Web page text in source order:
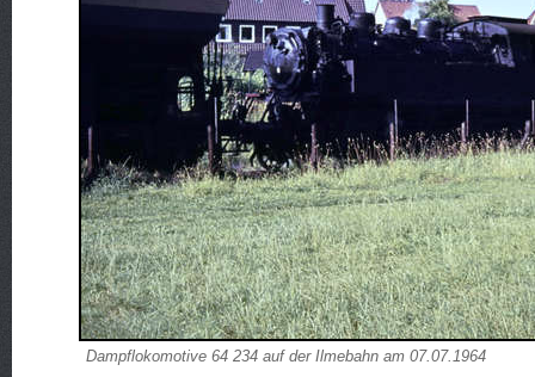
Dampflokomotive 64 234 auf der Ilmebahn am 07.07.1964